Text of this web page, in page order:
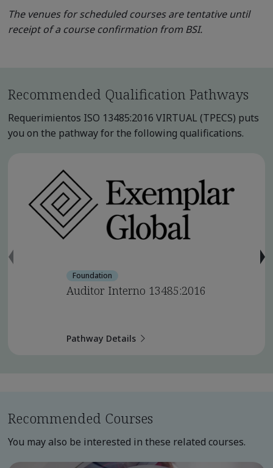
The venues for scheduled courses are tentative until
receipt of a course confirmation from BSI.
Recommended Qualification Pathways
Requerimientos ISO 13485:2016 VIRTUAL (TPECS) puts
you on the pathway for the following qualifications.
Foundation
Auditor Interno 13485:2016
Pathway Details
Recommended Courses
You may also be interested in these related courses.